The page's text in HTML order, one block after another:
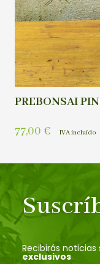
PREBONSAI
77,00 € IVA incluído
Recibirás noticias
exclusivos